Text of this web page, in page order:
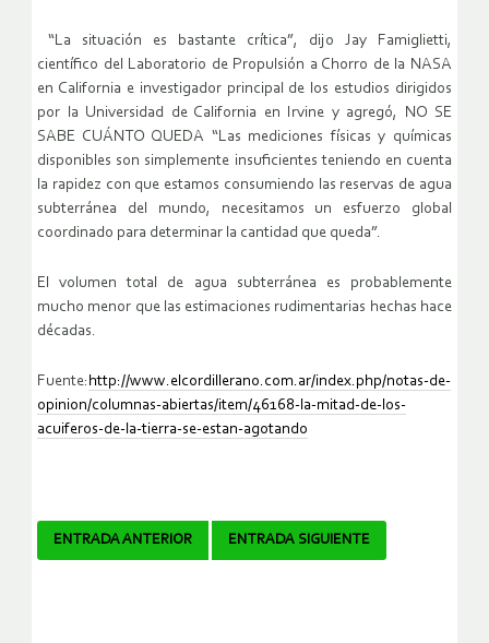
“La situación es bastante crítica”, dijo Jay Famiglietti,
científico del Laboratorio de Propulsión a Chorro de la NASA
en California e investigador principal de los estudios dirigidos
por la Universidad de California en Irvine y agregó, NO SE
SABE CUÁNTO QUEDA “Las mediciones físicas y químicas
disponibles son simplemente insuficientes teniendo en cuenta
la rapidez con que estamos consumiendo las reservas de agua
subterránea del mundo, necesitamos un esfuerzo global
coordinado para determinar la cantidad que queda”.
El volumen total de agua subterránea es probablemente
mucho menor que las estimaciones rudimentarias hechas hace
décadas.
Fuente: http://www.elcordillerano.com.ar/index.php/notas-de-
opinion/columnas-abiertas/item/46168-la-mitad-de-los-
acuiferos-de-la-tierra-se-estan-agotando
Navegador
ENTRADA ANTERIOR ENTRADA SIGUIENTE